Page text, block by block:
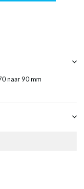
naar 90 mm